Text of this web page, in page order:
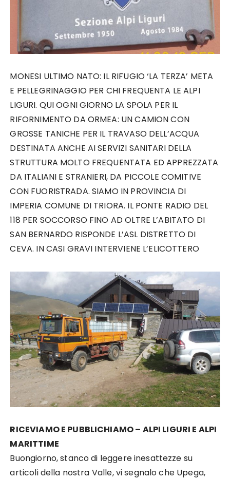
MONESI ULTIMO NATO: IL RIFUGIO ‘LA TERZA’ META
E PELLEGRINAGGIO PER CHI FREQUENTA LE ALPI
LIGURI. QUI OGNI GIORNO LA SPOLA PER IL
RIFORNIMENTO DA ORMEA: UN CAMION CON
GROSSE TANICHE PER IL TRAVASO DELL’ACQUA
DESTINATA ANCHE AI SERVIZI SANITARI DELLA
STRUTTURA MOLTO FREQUENTATA ED APPREZZATA
DA ITALIANI E STRANIERI, DA PICCOLE COMITIVE
CON FUORISTRADA. SIAMO IN PROVINCIA DI
IMPERIA COMUNE DI TRIORA. IL PONTE RADIO DEL
118 PER SOCCORSO FINO AD OLTRE L’ABITATO DI
SAN BERNARDO RISPONDE L’ASL DISTRETTO DI
CEVA. IN CASI GRAVI INTERVIENE L’ELICOTTERO
RICEVIAMO E PUBBLICHIAMO – ALPI LIGURI E ALPI
MARITTIME
Buongiorno, stanco di leggere inesattezze su
articoli della nostra Valle, vi segnalo che Upega,